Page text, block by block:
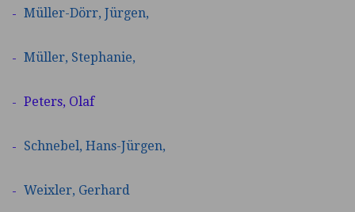
Müller-Dörr, Jürgen,
Müller, Stephanie,
Peters, Olaf
Schnebel, Hans-Jürgen,
Weixler, Gerhard